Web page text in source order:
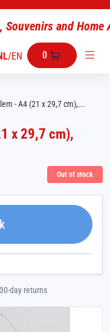
/EN 0
- A4 (21 x 29,7 cm),...
x 29,7 cm),
Out of stock
day returns